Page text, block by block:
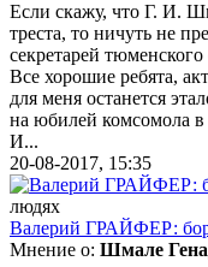
Если скажу, что Г. И.
треста, то ничуть не
секретарей
Все хорошие ребята,
для меня останется
на юбилей комсомола
И...
20-08-2017, 15:35
людях
Валерий ГРАЙФЕР:
Мнение о: Шмале